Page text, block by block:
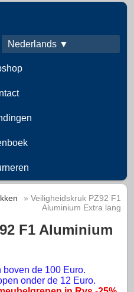
Nederlands ▼
» Veiligheidskruk PZ92 F1
Aluminium Extra lang
F1 Aluminium
boven de 100 Euro.
onder de 12 Euro.